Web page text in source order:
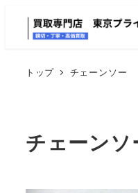
トップ チェーンソー
チェーンソ